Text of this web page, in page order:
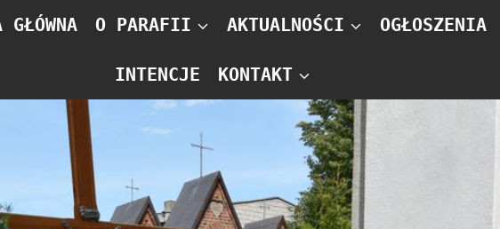
GŁÓWNA O PARAFII AKTUALNOŚCI OGŁOSZENIA
INTENCJE KONTAKT